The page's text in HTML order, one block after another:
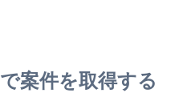
案件を取得する